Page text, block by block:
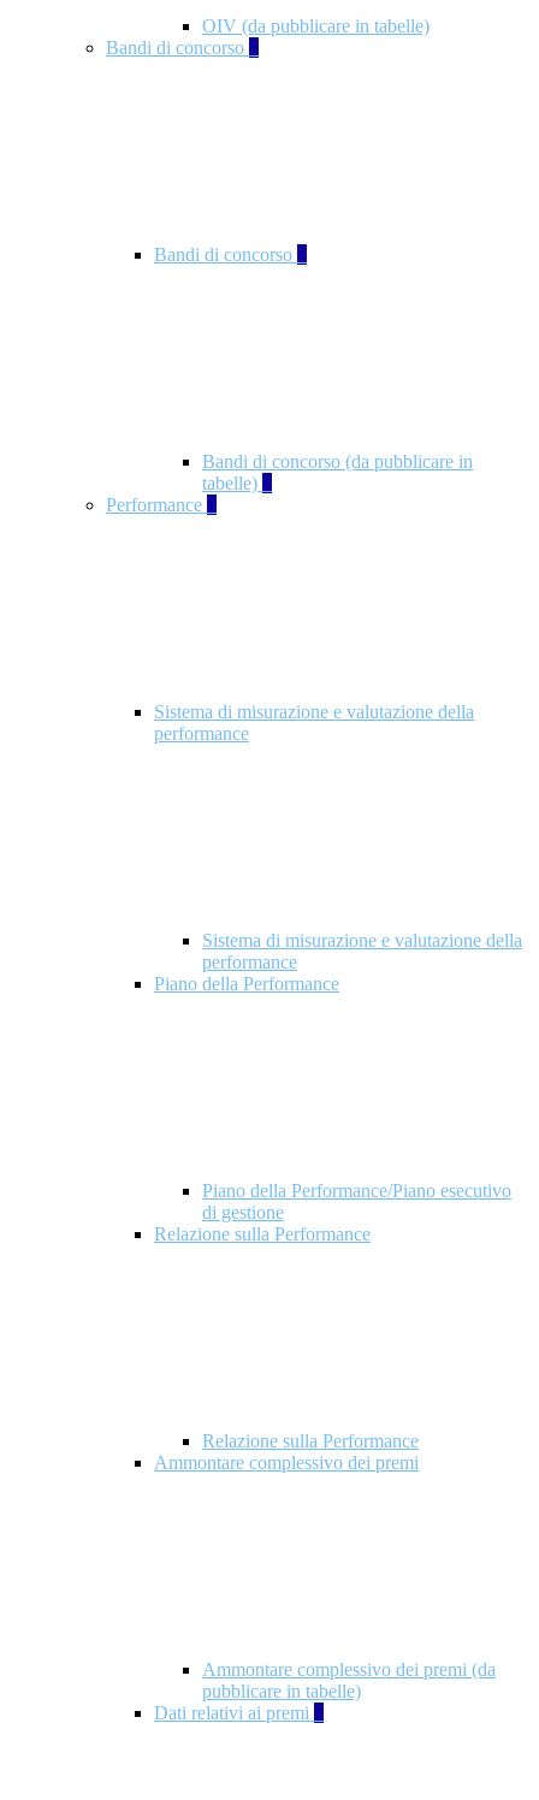
OIV (da pubblicare in tabelle)
Bandi di concorso 2
Bandi di concorso 2
Bandi di concorso (da pubblicare in
tabelle) 2
Performance 5
Sistema di misurazione e valutazione della
performance
Sistema di misurazione e valutazione della
performance
Piano della Performance
Piano della Performance/Piano esecutivo
di gestione
Relazione sulla Performance
Relazione sulla Performance
Ammontare complessivo dei premi
Ammontare complessivo dei premi (da
pubblicare in tabelle)
Dati relativi ai premi 5